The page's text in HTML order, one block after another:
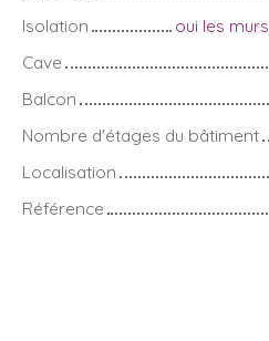
Isolation
oui les
Cave
Balcon
Nombre d'étages du bâtiment
Localisation
Référence